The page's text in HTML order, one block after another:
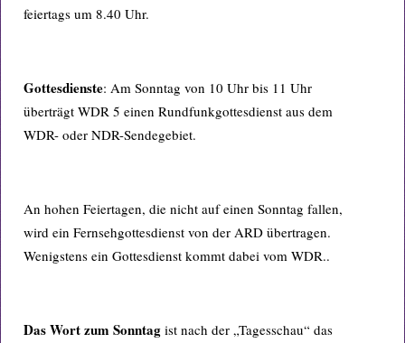
feiertags um 8.40 Uhr.
Gottesdienste: Am Sonntag von 10 Uhr bis 11 Uhr
überträgt WDR 5 einen Rundfunkgottesdienst aus dem
WDR- oder NDR-Sendegebiet.
An hohen Feiertagen, die nicht auf einen Sonntag fallen,
wird ein Fernsehgottesdienst von der ARD übertragen.
Wenigstens ein Gottesdienst kommt dabei vom WDR..
Das Wort zum Sonntag ist nach der „Tagesschau“ das